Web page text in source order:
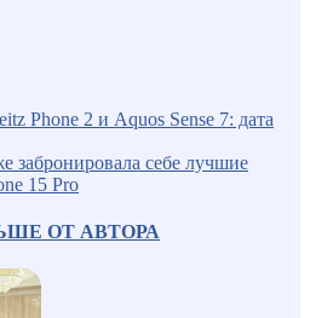
Phone 2 и Aquos Sense 7: дата
забронировала себе лучшие
15 Pro
ОТ АВТОРА